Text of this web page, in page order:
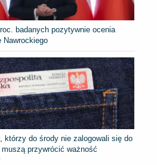
badanych pozytywnie ocenia
Nawrockiego
którzy do środy nie zalogowali się do
przywrócić ważność